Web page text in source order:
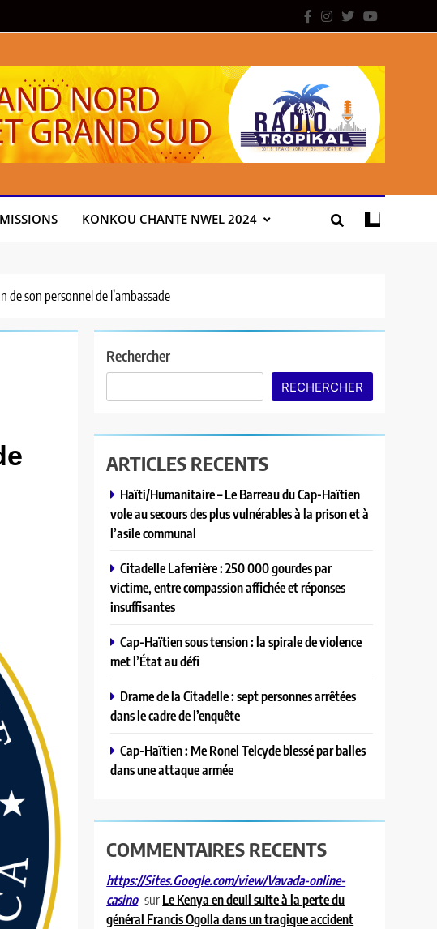
KONKOU CHANTE NWEL 2024
de son personnel de l’ambassade
Rechercher
RECHERCHER
ARTICLES RECENTS
Haïti/Humanitaire – Le Barreau du Cap-Haïtien
vole au secours des plus vulnérables à la prison et à
l’asile communal
Citadelle Laferrière : 250 000 gourdes par
victime, entre compassion affichée et réponses
insuffisantes
Cap-Haïtien sous tension : la spirale de violence
met l’État au défi
Drame de la Citadelle : sept personnes arrêtées
dans le cadre de l’enquête
Cap-Haïtien : Me Ronel Telcyde blessé par balles
dans une attaque armée
COMMENTAIRES RECENTS
https://Sites.Google.com/view/Vavada-online-
casino surLe Kenya en deuil suite à la perte du
général Francis Ogolla dans un tragique accident